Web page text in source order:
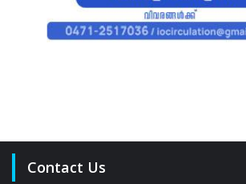
Contact Us